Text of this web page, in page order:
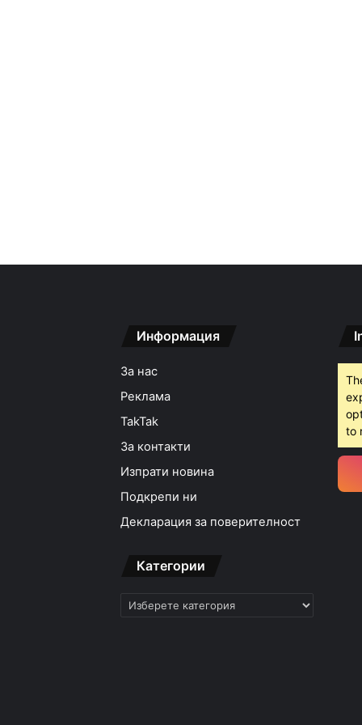
Информация
За нас
Реклама
TakTak
За контакти
Изпрати новина
Подкрепи ни
Декларация за поверителност
Категории
Категории
to